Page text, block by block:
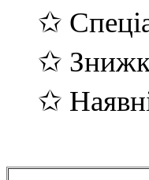
✩
✩
✩